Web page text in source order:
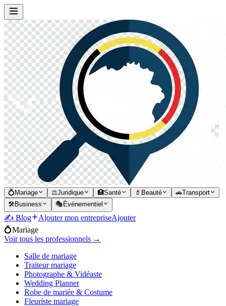
💍 Mariage ⚖️Juridique 🏥Santé 💄 Beauté 🚗Transport
🛠️Business 🎭 Événementiel
✍️ Blog Ajouter mon entrepriseAjouter
💍Mariage
Voir tous les professionnels →
Salle de mariage
Traiteur mariage
Photographe & Vidéaste
Wedding Planner
Robe de mariée & Costume
Fleuriste mariage